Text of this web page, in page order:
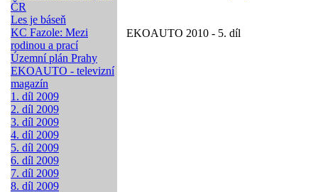
ČR
Les je báseň
KC Fazole: Mezi
rodinou a prací
Územní plán Prahy
EKOAUTO - televizní
magazín
1. díl 2009
2. díl 2009
3. díl 2009
4. díl 2009
5. díl 2009
6. díl 2009
7. díl 2009
8. díl 2009
EKOAUTO 2010 - 5. díl